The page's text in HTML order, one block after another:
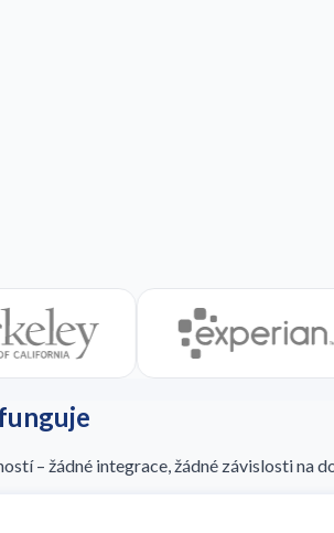
– žádné integrace, žádné závislosti na